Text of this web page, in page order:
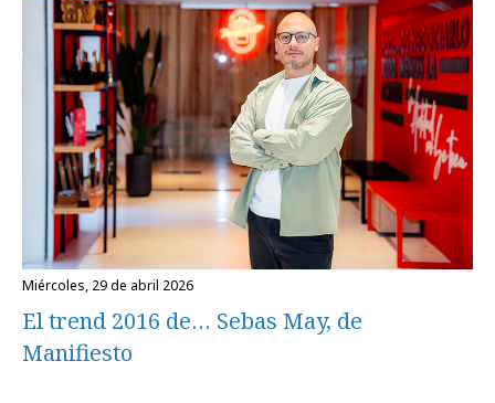
miércoles, 29 de abril 2026
El trend 2016 de… Sebas May, de
Manifiesto